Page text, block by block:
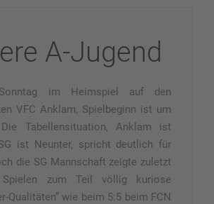
A-Jugend
im Heimspiel auf den
VFC Anklam, Spielbeginn ist um
Tabellensituation, Anklam ist
ist Neunter, spricht deutlich für
die SG Mannschaft zeigte zuletzt
zum Teil völlig kuriose
Qualitäten” wie beim 5:5 beim FCN